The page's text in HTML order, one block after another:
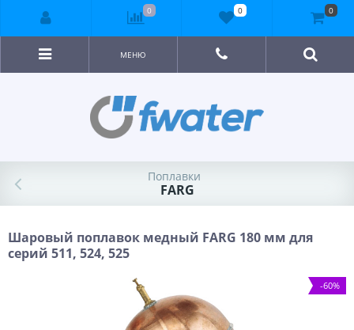
МЕНЮ
Поплавки
FARG
Шаровый поплавок медный FARG 180 мм для
серий 511, 524, 525
-60%
0 0 0